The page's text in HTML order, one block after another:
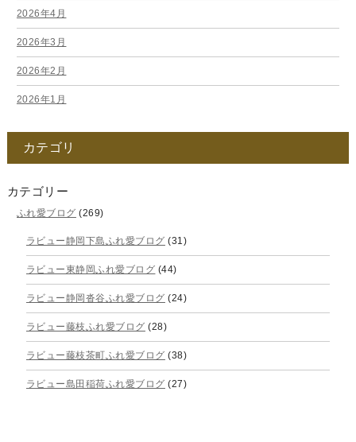
2026年4月
2026年3月
2026年2月
2026年1月
2025年11月
2025年10月
2025年9月
2025年8月
2025年7月
2025年6月
2025年5月
2025年4月
2025年3月
カテゴリ
カテゴリー
ふれ愛ブログ (269)
ラビュー静岡下島ふれ愛ブログ (31)
ラビュー東静岡ふれ愛ブログ (44)
ラビュー静岡沓谷ふれ愛ブログ (24)
ラビュー藤枝ふれ愛ブログ (28)
ラビュー藤枝茶町ふれ愛ブログ (38)
ラビュー島田稲荷ふれ愛ブログ (27)